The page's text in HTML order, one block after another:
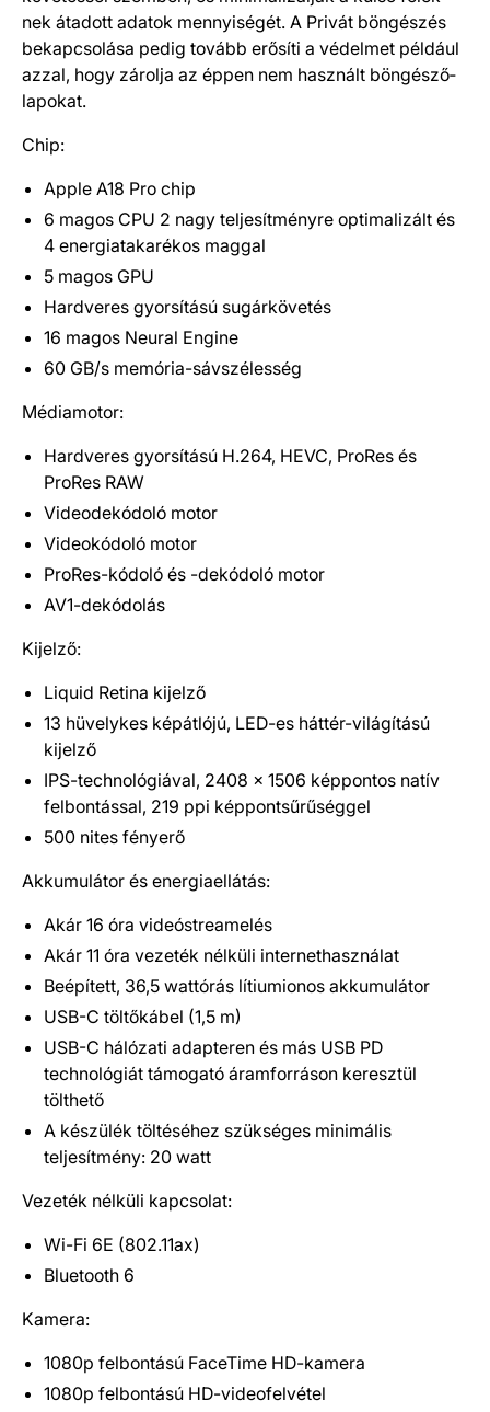
nek átadott adatok mennyi­sé­gét. A Privát böngészés
bekapcsolása pedig tovább erősíti a védelmet például
azzal, hogy zárolja az éppen nem használt böngésző­
lapokat.
Chip:
Apple A18 Pro chip
6 magos CPU 2 nagy teljesítményre optimalizált és
4 energia­takarékos maggal
5 magos GPU
Hardveres gyorsítású sugárkövetés
16 magos Neural Engine
60 GB/s memória-sávszélesség
Médiamotor:
Hardveres gyorsítású H.264, HEVC, ProRes és
ProRes RAW
Videodekódoló motor
Videokódoló motor
ProRes-kódoló és -dekódoló motor
AV1-dekódolás
Kijelző:
Liquid Retina kijelző
13 hüvelykes képátlójú, LED-es háttér-világítású
kijelző
IPS-technológiával, 2408 x 1506 képpontos natív
felbontással, 219 ppi képpontsűrűséggel
500 nites fényerő
Akkumulátor és energiaellátás:
Akár 16 óra videóstreamelés
Akár 11 óra vezeték nélküli internethasználat
Beépített, 36,5 wattórás lítiumionos akkumulátor
USB-C töltőkábel (1,5 m)
USB-C hálózati adapteren és más USB PD
technológiát támogató áramforráson keresztül
tölthető
A készülék töltéséhez szükséges minimális
teljesítmény: 20 watt
Vezeték nélküli kapcsolat:
Wi-Fi 6E (802.11ax)
Bluetooth 6
Kamera:
1080p felbontású FaceTime HD-kamera
1080p felbontású HD-videofelvétel